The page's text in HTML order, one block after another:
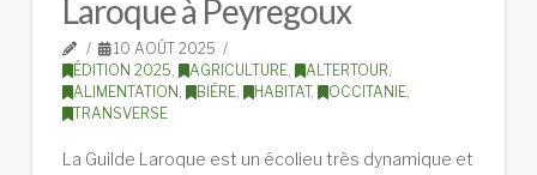
Laroque à Peyregoux
10 AOÛT 2025
ÉDITION 2025
AGRICULTURE, ALTERTOUR
ALIMENTATION
BIÈRE, HABITAT, OCCITANIE,
TRANSVERSE
La Guilde Laroque est un écolieu très dynamique et